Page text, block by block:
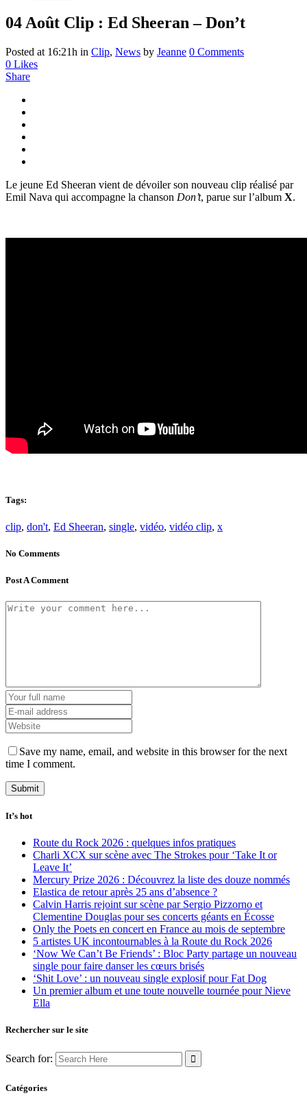
04 Août Clip : Ed Sheeran – Don’t
Posted at 16:21h in Clip, News by Jeanne 0 Comments
0 Likes
Share
Le jeune Ed Sheeran vient de dévoiler son nouveau clip réalisé par
Emil Nava qui accompagne la chanson Don’t, parue sur l’album X.
Tags:
clip, don't, Ed Sheeran, single, vidéo, vidéo clip, x
No Comments
Post A Comment
Save my name, email, and website in this browser for the next
time I comment.
It’s hot
Route du Rock 2026 : quelques infos pratiques
Charli XCX sur scène avec The Strokes pour ‘Take It or
Leave It’
Mercury Prize 2026 : Découvrez la liste des douze nommés
Elastica de retour après 25 ans d’absence ?
Calvin Harris rejoint sur scène par Sergio Pizzorno et
Clementine Douglas pour ses concerts géants en Écosse
Only the Poets en concert en France au mois de septembre
5 artistes UK incontournables à la Route du Rock 2026
‘Now We Can’t Be Friends’ : Bloc Party partage un nouveau
single pour faire danser les cœurs brisés
‘Shit Love’ : un nouveau single explosif pour Fat Dog
Un premier album et une toute nouvelle tournée pour Nieve
Ella
Rechercher sur le site
Search for:
Catégories